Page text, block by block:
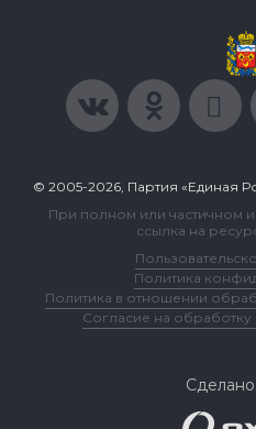
© 2005-2026, Партия «Единая
При полном или частичном
ссылка на
Политика
Политика в отношении
Согласие на